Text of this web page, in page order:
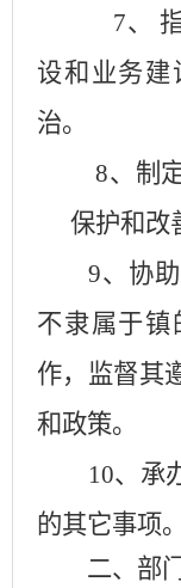
7、
设和业务建
治。
8、制
保护和改
9、协
不隶属于镇
作，监督其
和政策。
10、承
的其它事项。
二、部